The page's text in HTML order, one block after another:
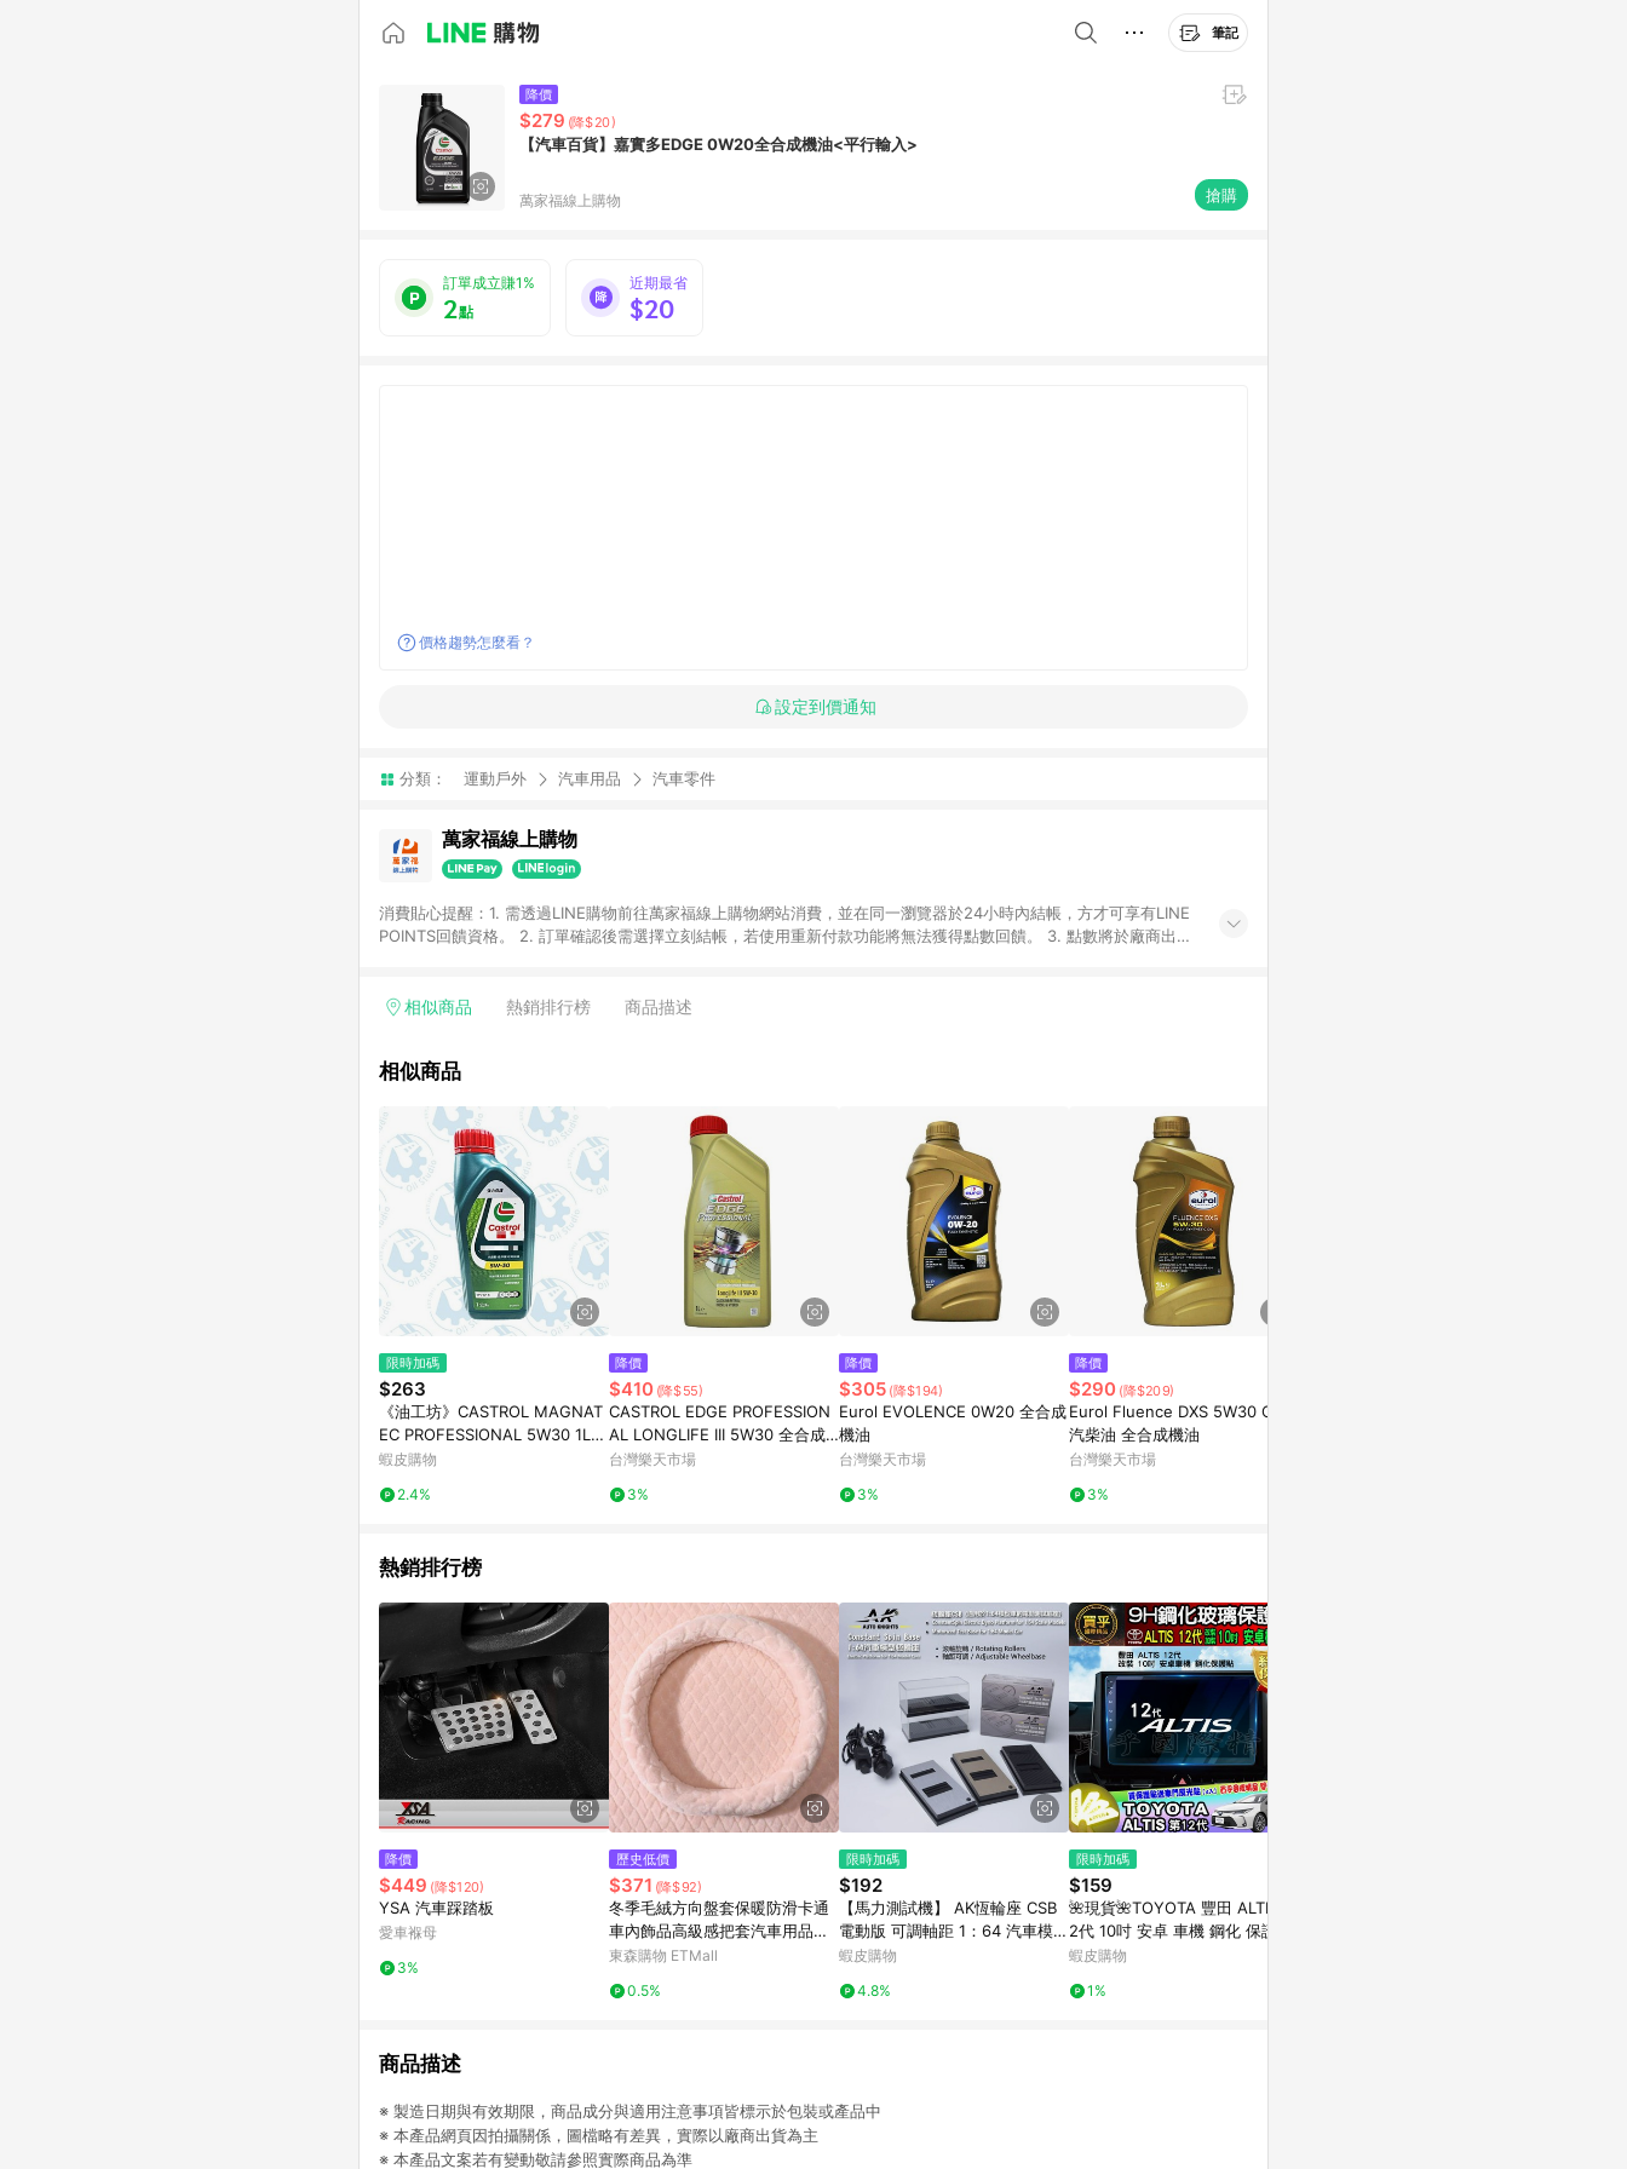
筆記
降價
$279 (降$20)
【汽車百貨】嘉實多EDGE 0W20全合成機油<平行輸入>
萬家福線上購物 搶購
訂單成立賺1%
2點
近期最省
$20
價格趨勢怎麼看？
設定到價通知
分類： 運動戶外 汽車用品 汽車零件
萬家福線上購物
消費貼心提醒：1. 需透過LINE購物前往萬家福線上購物網站消費，並在同一瀏覽器於24小時內結帳，方才可享有LINE
POINTS回饋資格。 2. 訂單確認後需選擇立刻結帳，若使用重新付款功能將無法獲得點數回饋。 3. 點數將於廠商出貨
留時間內聯絡客服中心，並由康達盛通生活事業股份有限公司方進行訂單資格確認。 康達盛通線上購物希望提供簡
相似商品 熱銷排行榜 商品描述
相似商品
限時加碼
$263
《油工坊》CASTROL MAGNAT
EC PROFESSIONAL 5W30 1L
合成 SP GF-6
蝦皮購物
2.4%
降價
$410 (降$55)
CASTROL EDGE PROFESSION
AL LONGLIFE III 5W30 全合成
機油 #55192 嘉實多
台灣樂天市場
3%
降價
$305 (降$194)
Eurol EVOLENCE 0W20 全合成
機油
台灣樂天市場
3%
降價
$290 (降$209)
Eurol Fluence DXS 5W30 C3
汽柴油 全合成機油
台灣樂天市場
3%
熱銷排行榜
降價
$449 (降$120)
YSA 汽車踩踏板
愛車褓母
3%
歷史低價
$371 (降$92)
冬季毛絨方向盤套保暖防滑卡通
車內飾品高級感把套汽車用品裝
飾
東森購物 ETMall
0.5%
限時加碼
$192
【馬力測試機】 AK恆輪座 CSB
電動版 可調軸距 1：64 汽車模型
調速器 適配風洞測試機 模型馬力
蝦皮購物
4.8%
限時加碼
$159
🌺現貨🌺TOYOTA 豐田 ALTIS 1
2代 10吋 安卓 車機 鋼化 保護貼
改裝 加裝 安卓機 ALTIS
蝦皮購物
1%
商品描述
※ 製造日期與有效期限，商品成分與適用注意事項皆標示於包裝或產品中
※ 本產品網頁因拍攝關係，圖檔略有差異，實際以廠商出貨為主
※ 本產品文案若有變動敬請參照實際商品為準